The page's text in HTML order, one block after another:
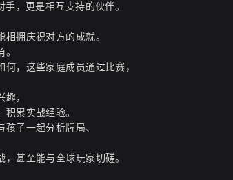
，更是相互支持的伙伴。
拥庆祝对方的成就。
，这些家庭成员通过比赛，
，
累实战经验。
子一起分析牌局、
甚至能与全球玩家切磋。